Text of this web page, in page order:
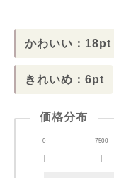
かわいい：18pt
きれいめ：6pt
価格分布
0 7500